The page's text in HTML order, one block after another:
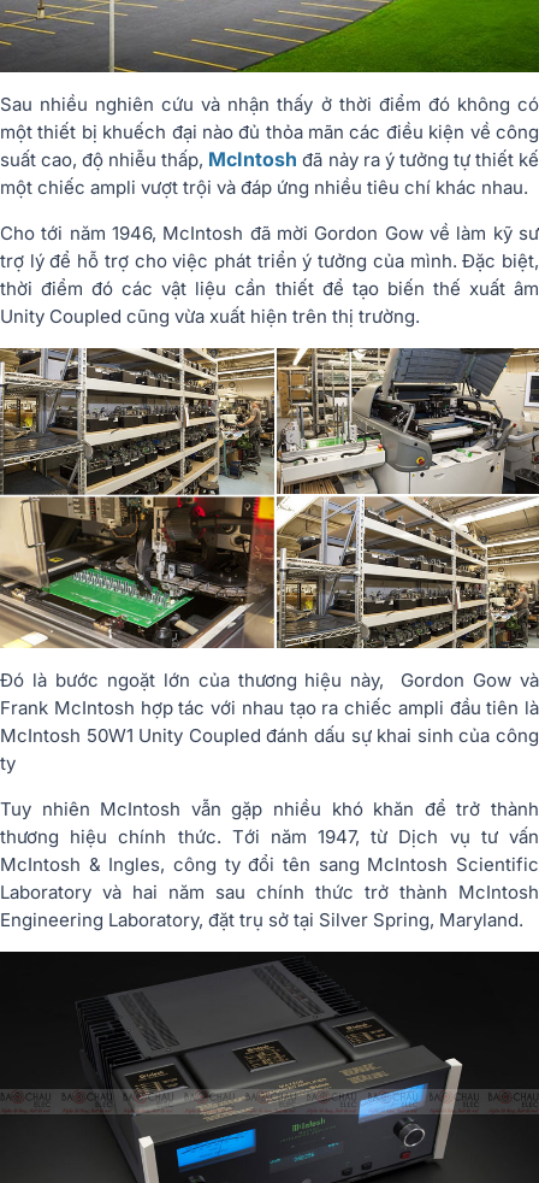
Sau nhiều nghiên cứu và nhận thấy ở thời điểm đó không có
một thiết bị khuếch đại nào đủ thỏa mãn các điều kiện về công
suất cao, độ nhiễu thấp, McIntosh đã nảy ra ý tưởng tự thiết kế
một chiếc ampli vượt trội và đáp ứng nhiều tiêu chí khác nhau.
Cho tới năm 1946, McIntosh đã mời Gordon Gow về làm kỹ sư
trợ lý để hỗ trợ cho việc phát triển ý tưởng của mình. Đặc biệt,
thời điểm đó các vật liệu cần thiết để tạo biến thế xuất âm
Unity Coupled cũng vừa xuất hiện trên thị trường.
Đó là bước ngoặt lớn của thương hiệu này, Gordon Gow và
Frank McIntosh hợp tác với nhau tạo ra chiếc ampli đầu tiên là
McIntosh 50W1 Unity Coupled đánh dấu sự khai sinh của công
ty
Tuy nhiên McIntosh vẫn gặp nhiều khó khăn để trở thành
thương hiệu chính thức. Tới năm 1947, từ Dịch vụ tư vấn
McIntosh & Ingles, công ty đổi tên sang McIntosh Scientific
Laboratory và hai năm sau chính thức trở thành McIntosh
Engineering Laboratory, đặt trụ sở tại Silver Spring, Maryland.